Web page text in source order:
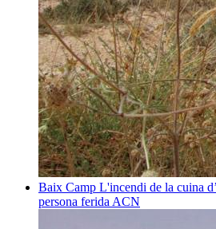
Baix Camp L'incendi de la cuina
persona ferida ACN